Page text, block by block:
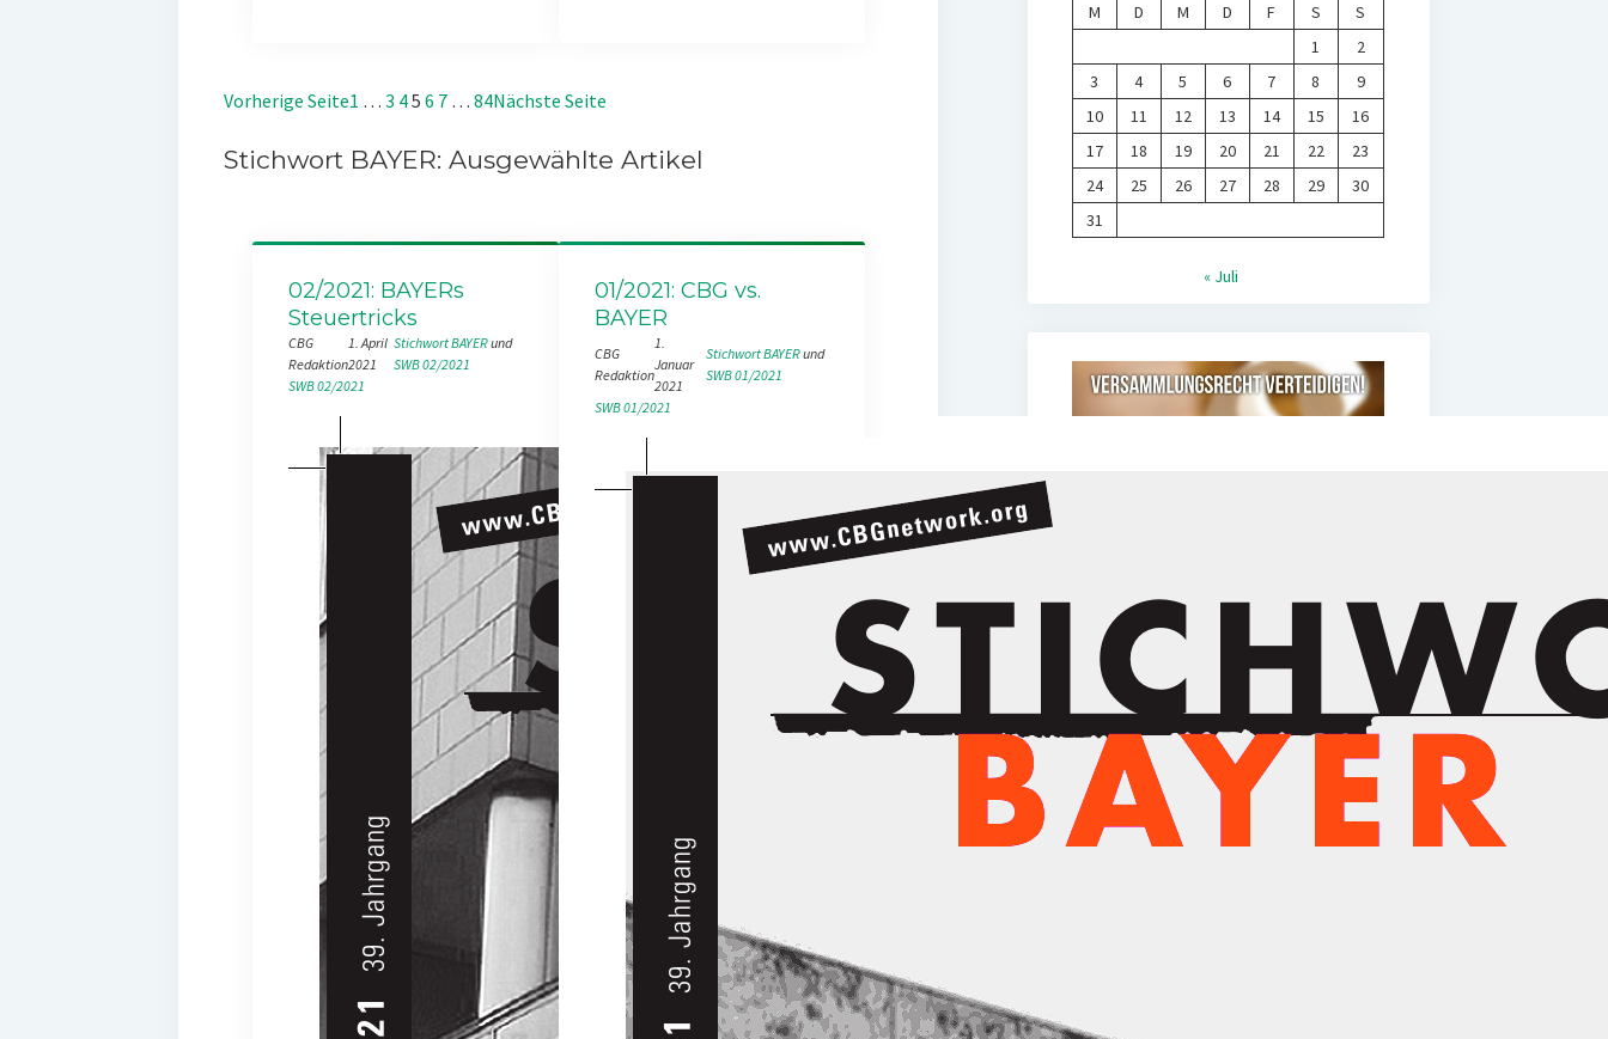
Vorherige Seite1 … 3 45 6 7 … 84Nächste Seite
Stichwort BAYER: Ausgewählte Artikel
02/2021: BAYERs
Steuertricks
CBG
Redaktion
1. April
2021
Stichwort BAYER
und
SWB 02/2021
SWB 02/2021
01/2021: CBG vs.
BAYER
CBG
Redaktion
1.
Januar
2021
Stichwort BAYER
und
SWB 01/2021
SWB 01/2021
M
D M D F S
S
1
2
3
4 5 6 7 8
9
10
11 12 13 14 15
16
17
18 19 20 21 22
23
24
25 26 27 28 29
30
31
« Juli